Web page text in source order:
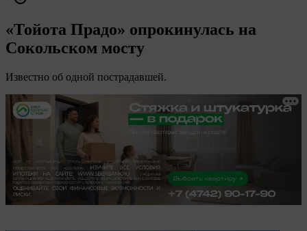
«Тойота Прадо» опрокинулась на
Сокольском мосту
Известно об одной пострадавшей.